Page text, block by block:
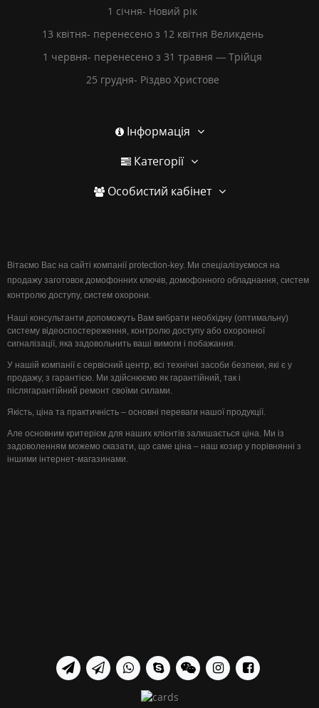
1 січня- Новий рік
13 квітня- перенесено з 12 квітня Великдень
1 червня- перенесено з 31 травня — Трійця
25 грудня- Різдво Христове
Інформація
Категорії
Особистий кабінет
Вітаємо Вас на сайті компанії protection-key. Ми спеціалізуємося на
продажу заготовок домофонних ключів, домофонного обладнання, систем
контролю доступу, систем охорони.
Наші консультанти допоможуть Вам вибрати необхідну (оптимальну)
систему відеоспостереження, контролю доступу або охоронної
сигналізації, яка задовольнить ваші вимоги і побажання.
У нашій компанії є сервісний центр, всі технічні засоби безпеки, які є у
продажу, з гарантією. Ми здійснюємо як гарантійний, так і
післягарантійний ремонт своїми силами.
Якість, ціна та практичність – основні переваги нашої продукції.
Але основним критерієм для наших клієнтів залишається ціна. Ми із
задоволенням можемо сказати, що саме ціна – наш козир у порівнянні з
іншими інтернет-магазинами.